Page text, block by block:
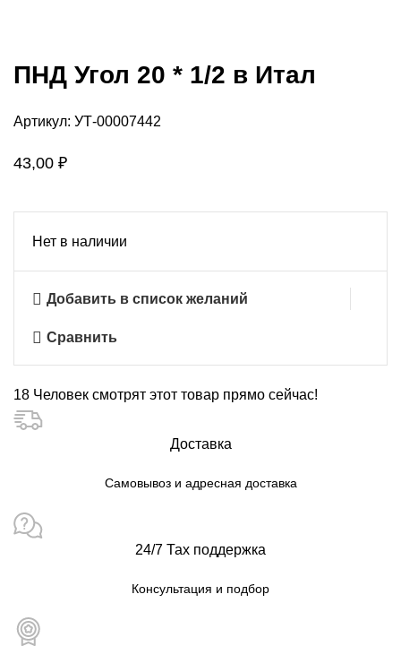
ПНД Угол 20 * 1/2 в Итал
Артикул: УТ-00007442
43,00 ₽
Нет в наличии
Добавить в список желаний
Сравнить
18 Человек смотрят этот товар прямо сейчас!
Доставка
Самовывоз и адресная доставка
24/7 Тах поддержка
Консультация и подбор